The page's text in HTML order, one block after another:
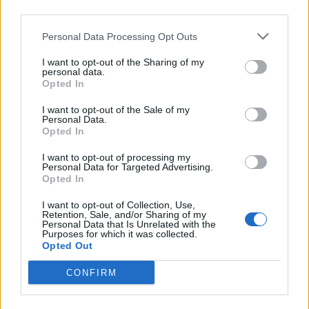
Personal Data Processing Opt Outs
I want to opt-out of the Sharing of my
personal data.
Opted In
I want to opt-out of the Sale of my
Personal Data.
Opted In
I want to opt-out of processing my
Personal Data for Targeted Advertising.
Opted In
I want to opt-out of Collection, Use,
Retention, Sale, and/or Sharing of my
Personal Data that Is Unrelated with the
Purposes for which it was collected.
Opted Out
CONFIRM
ΜΟΥΣΙΚΗ
Μουσικές πάνω στο κύμα στην
παραλία της Δρώτας
μουσική, χορό και διασκέδαση από
τον Πολιτιστικό Εξωραϊστικό
Σύλλογο «Η Δρώτα»
ΔΥΤΙΚΗ ΛΕΣΒΟΣ
Παρέμβαση για το Ειδικό
Χωροταξικό Τουρισμού στη
Μήθυμνα
Ο Δήμος Δυτικής Λέσβου ζητά την
αλλαγή της κατάταξης της
περιοχής